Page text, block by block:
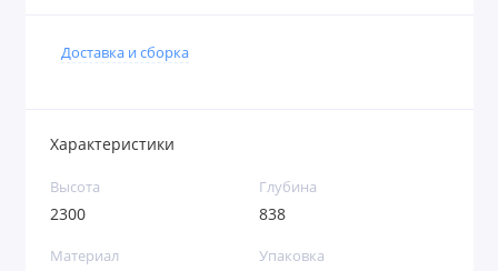
Доставка и сборка
Характеристики
Высота
2300
Глубина
838
Материал Упаковка